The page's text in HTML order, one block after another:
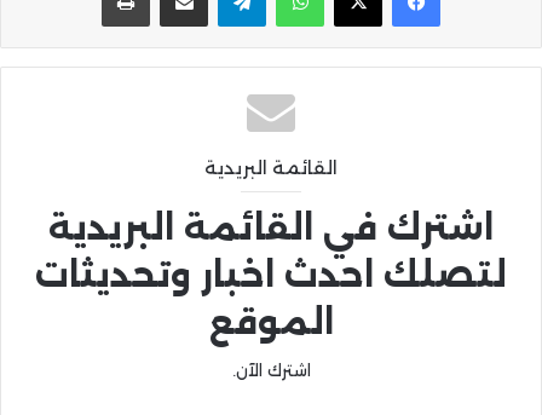
القائمة البريدية
اشترك في القائمة البريدية
لتصلك احدث اخبار وتحديثات
الموقع
اشترك الآن.